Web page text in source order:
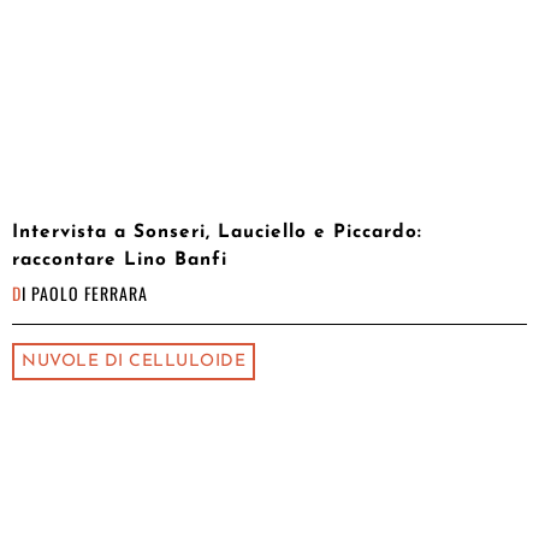
Intervista a Sonseri, Lauciello e Piccardo:
raccontare Lino Banfi
DI PAOLO FERRARA
NUVOLE DI CELLULOIDE